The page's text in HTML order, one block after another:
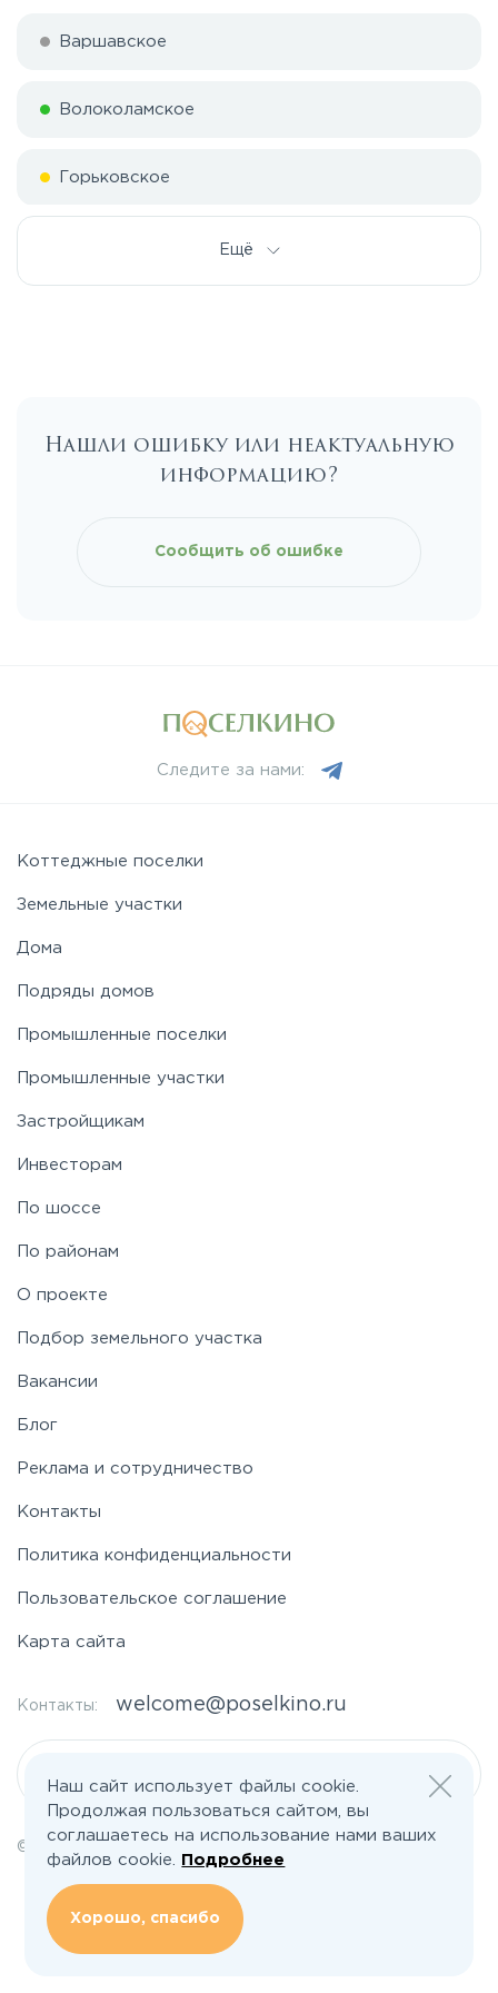
Варшавское
Волоколамское
Горьковское
Каширское
Новорижское
Носовихинское
Рогачёвское
Таракановское
Щелковское
Ещё
Нашли ошибку или неактуальную
информацию?
Сообщить об ошибке
Следите за нами:
Коттеджные поселки
Земельные участки
Дома
Подряды домов
Промышленные поселки
Промышленные участки
Застройщикам
Инвесторам
По шоссе
По районам
О проекте
Подбор земельного участка
Вакансии
Блог
Реклама и сотрудничество
Контакты
Политика конфиденциальности
Пользовательское соглашение
Карта сайта
Контакты: welcome@poselkino.ru
© 2026 Все права защищены | poselkino.ru
ИП Маслов Дмитрий Валерьевич
ИНН 503406273833
+79647266008
142613, Московская область, Орехово-Зуево, ул. Северная, д.14, кв.145
Наш сайт использует файлы cookie.
Продолжая пользоваться сайтом, вы
соглашаетесь на использование нами ваших
файлов cookie.
Подробнее
Хорошо, спасибо